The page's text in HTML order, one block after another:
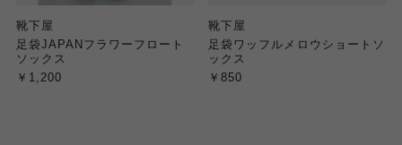
靴下屋
足袋JAPANフラワーフロート
ソックス
￥1,200
靴下屋
足袋ワッフルメロウショートソ
ックス
￥850